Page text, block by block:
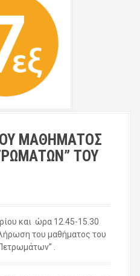
ΜΑΘΗΜΑΤΟΣ
ΤΟΥ
και ώρα 12.45-15.30
του μαθήματος του
.